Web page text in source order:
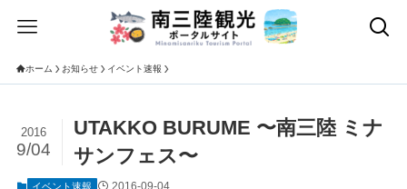
ホーム お知らせ イベント速報
UTAKKO BURUME 〜南三陸 ミナ
サンフェス〜
2016
9/04
イベント速報